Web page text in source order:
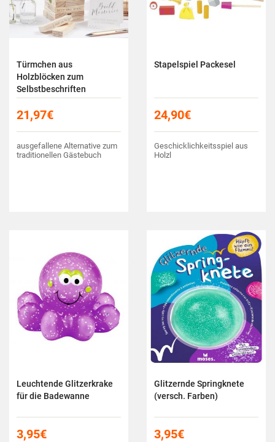
Türmchen aus
Holzblöcken zum
Selbstbeschriften
21,97€
ausgefallene Alternative zum
traditionellen Gästebuch
Stapelspiel Packesel
24,90€
Geschicklichkeitsspiel aus
Holzl
Leuchtende Glitzerkrake
für die Badewanne
3,95€
Glitzernde Springknete
(versch. Farben)
3,95€